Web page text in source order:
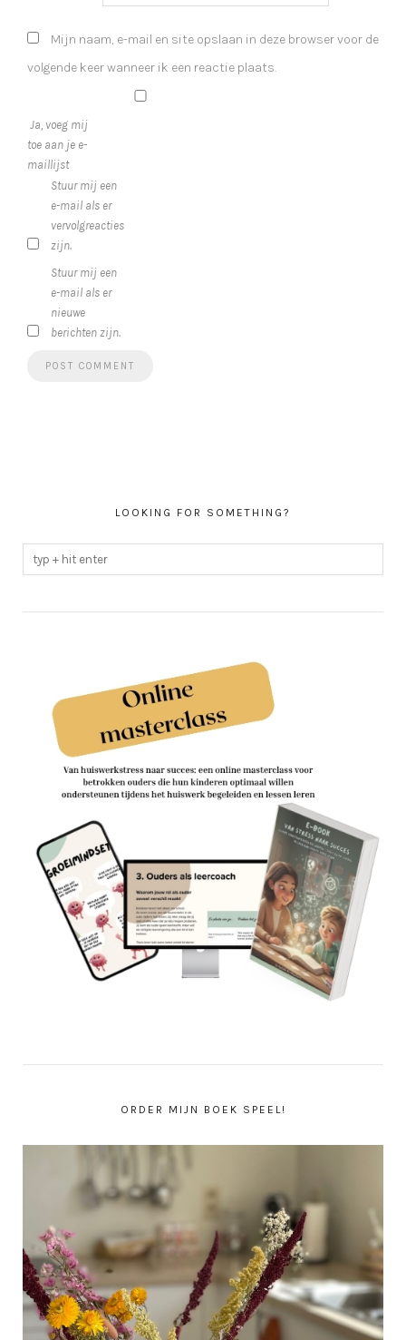
Mijn naam, e-mail en site opslaan in deze browser voor de
volgende keer wanneer ik een reactie plaats.
Ja, voeg mij
toe aan je e-
maillijst
Stuur mij een
e-mail als er
vervolgreacties
zijn.
Stuur mij een
e-mail als er
nieuwe
berichten zijn.
LOOKING FOR SOMETHING?
ORDER MIJN BOEK SPEEL!